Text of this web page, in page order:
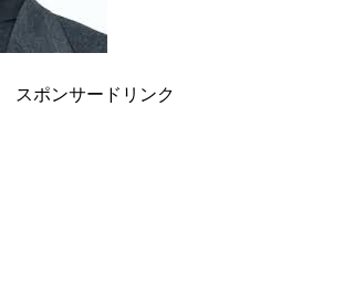
スポンサードリンク